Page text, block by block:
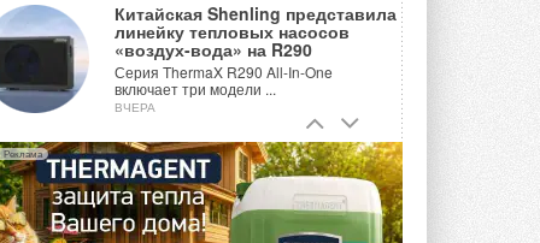
Китайская Shenling представила
линейку тепловых насосов
«воздух-вода» на R290
Серия ThermaX R290 All-In-One
включает три модели ...
ВЧЕРА
Тепловые насосы в связке с
солнечной генерацией и
накопителем снижают
потребление на 60%
Исследователи из Италии установили ...
Реклама